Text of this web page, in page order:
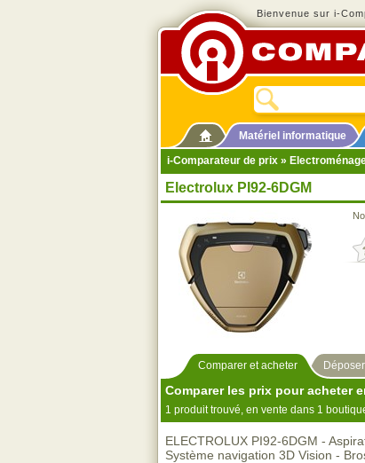
Bienvenue sur i-
Matériel informatique
i-Comparateur de prix »
Electrolux PI92-6DGM
Comparer et acheter
Comparer les prix pour acheter
1 produit trouvé, en vente dans 1
ELECTROLUX PI92-6DGM -
Système navigation 3D Vision -